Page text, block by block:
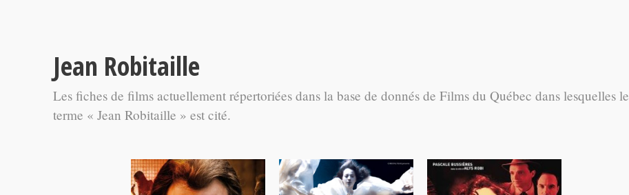
Jean Robitaille
Les fiches de films actuellement répertoriées dans la base de donnés de Films du Québec dans lesquelles le
terme « Jean Robitaille » est cité.